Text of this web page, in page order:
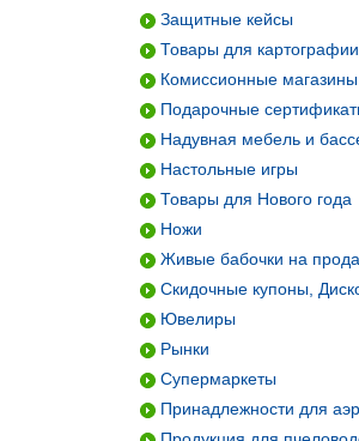
Защитные кейсы
Товары для картографии
Комиссионные магазины
Подарочные
Надувная мебель и
Настольные игры
Товары для Нового года
Ножи
Живые бабочки на
Скидочные купоны,
Ювелиры
Рынки
Супермаркеты
Принадлежности для